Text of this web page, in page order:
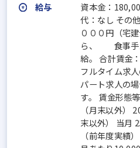
給与
資本金：
代：なし その
０００円（宅
ら、 食事手
給。 合計賃金
フルタイム求
パート求人の
す。 賃金形態
（月末以外）
末以外） 当月
（前年度実績